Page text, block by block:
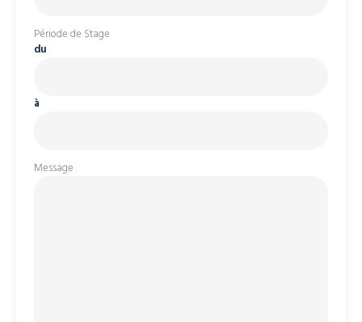
Période de Stage
du
à
Message